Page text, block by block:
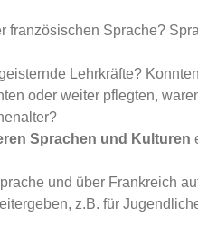
französischen Sprache?
Lehrkräfte?
oder weiter pflegten,
Sprachen und Kulturen
und über Frankreich
z.B. für